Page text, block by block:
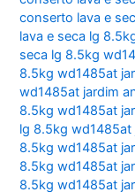
conserto lava e
lava e seca lg
seca lg 8.5kg
8.5kg wd1485at
wd1485at jardim
8.5kg wd1485at
lg 8.5kg wd1485at
8.5kg wd1485at
8.5kg wd1485at
8.5kg wd1485at